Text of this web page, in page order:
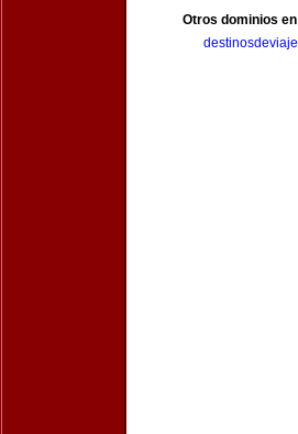
Otros dominios